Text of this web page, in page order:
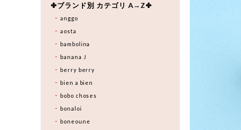
✤ブランド別 カテゴリ A→Z✤
anggo
aosta
bambolina
banana J
berry berry
bien a bien
bobo choses
bonaloi
boneoune